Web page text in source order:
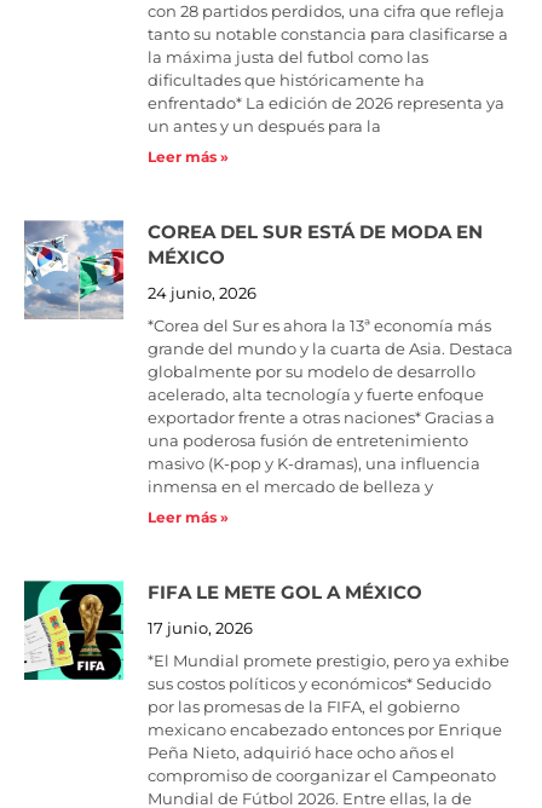
con 28 partidos perdidos, una cifra que refleja
tanto su notable constancia para clasificarse a
la máxima justa del futbol como las
dificultades que históricamente ha
enfrentado* La edición de 2026 representa ya
un antes y un después para la
Leer más »
COREA DEL SUR ESTÁ DE MODA EN
MÉXICO
24 junio, 2026
*Corea del Sur es ahora la 13ª economía más
grande del mundo y la cuarta de Asia. Destaca
globalmente por su modelo de desarrollo
acelerado, alta tecnología y fuerte enfoque
exportador frente a otras naciones* Gracias a
una poderosa fusión de entretenimiento
masivo (K-pop y K-dramas), una influencia
inmensa en el mercado de belleza y
Leer más »
FIFA LE METE GOL A MÉXICO
17 junio, 2026
*El Mundial promete prestigio, pero ya exhibe
sus costos políticos y económicos* Seducido
por las promesas de la FIFA, el gobierno
mexicano encabezado entonces por Enrique
Peña Nieto, adquirió hace ocho años el
compromiso de coorganizar el Campeonato
Mundial de Fútbol 2026. Entre ellas, la de